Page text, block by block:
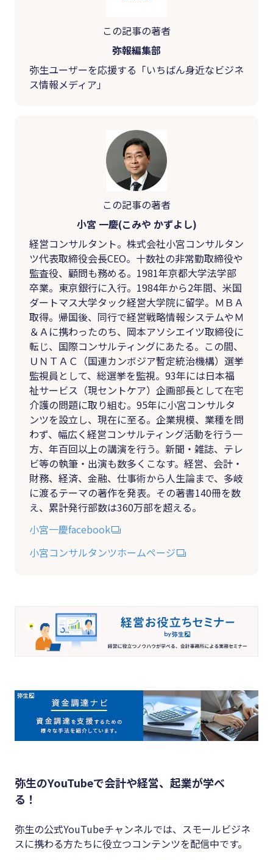
この記事の著者
弥報編集部
弥生ユーザーを応援する「いちばん身近なビジネ
ス情報メディア」
この記事の著者
小宮 一慶(こみや かずよし)
経営コンサルタント。株式会社小宮コンサルタン
ツ代表取締役会長CEO。十数社の非常勤取締役や
監査役、顧問も務める。1981年京都大学法学部
卒業。東京銀行に入行。1984年から2年間、米国
ダートマス大学タック経営大学院に留学。ＭＢＡ
取得。帰国後、同行で経営戦略情報システムやＭ
＆Ａに携わったのち、岡本アソシエイツ取締役に
転じ、国際コンサルティングにあたる。この間、
ＵＮＴＡＣ（国連カンボジア暫定統治機構）選挙
監視員として、総選挙を監視。93年には日本福
祉サービス（現セントケア）企画部長として在宅
介護の問題に取り組む。95年に小宮コンサルタ
ンツを設立し、現在に至る。企業規模、業種を問
わず、幅広く経営コンサルティング活動を行う一
方、年百回以上の講演を行う。新聞・雑誌、テレ
ビ等の執筆・出演も数多くこなす。経営、会計・
財務、経済、金融、仕事術から人生論まで、多岐
に渡るテーマの著作を発表。その著書140冊を数
え、累計発行部数は360万部を超える。
小宮一慶facebook
小宮コンサルタンツホームページ
弥生のYouTubeで会計や経営、起業が学べ
る！
弥生の公式YouTubeチャンネルでは、スモールビジネ
スに携わる方たちに役立つコンテンツを配信中です。